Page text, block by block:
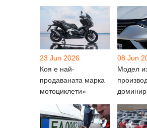
23 Jun 2026
Коя е най-
продаваната марка
мотоциклети»
08 Jun
Модел